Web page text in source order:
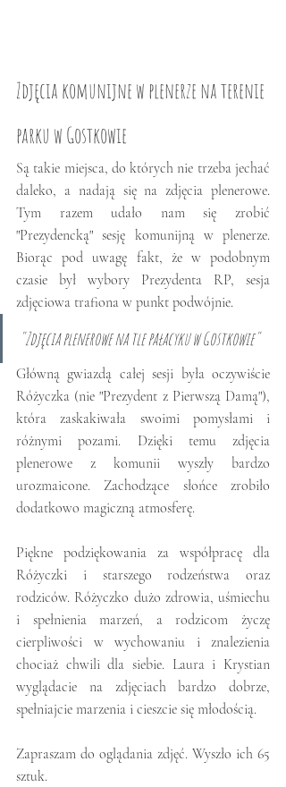
Zdjęcia komunijne w plenerze na terenie
parku w Gostkowie
Są takie miejsca, do których nie trzeba jechać
daleko, a nadają się na zdjęcia plenerowe.
Tym razem udało nam się zrobić
"Prezydencką" sesję komunijną w plenerze.
Biorąc pod uwagę fakt, że w podobnym
czasie był wybory Prezydenta RP, sesja
zdjęciowa trafiona w punkt podwójnie.
"Zdjęcia plenerowe na tle pałacyku w Gostkowie"
Główną gwiazdą całej sesji była oczywiście
Różyczka (nie "Prezydent z Pierwszą Damą"),
która zaskakiwała swoimi pomysłami i
różnymi pozami. Dzięki temu zdjęcia
plenerowe z komunii wyszły bardzo
urozmaicone. Zachodzące słońce zrobiło
dodatkowo magiczną atmosferę.
Piękne podziękowania za współpracę dla
Różyczki i starszego rodzeństwa oraz
rodziców. Różyczko dużo zdrowia, uśmiechu
i spełnienia marzeń, a rodzicom życzę
cierpliwości w wychowaniu i znalezienia
chociaż chwili dla siebie. Laura i Krystian
wyglądacie na zdjęciach bardzo dobrze,
spełniajcie marzenia i cieszcie się młodością.
Zapraszam do oglądania zdjęć. Wyszło ich 65
sztuk.